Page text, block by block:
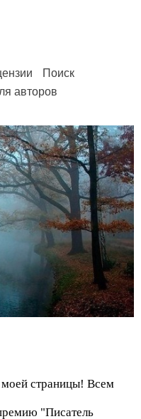
Поиск
авторов
страницы! Всем
"Писатель